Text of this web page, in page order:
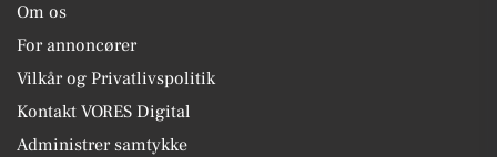
Om os
For annoncører
Vilkår og Privatlivspolitik
Kontakt VORES Digital
Administrer samtykke